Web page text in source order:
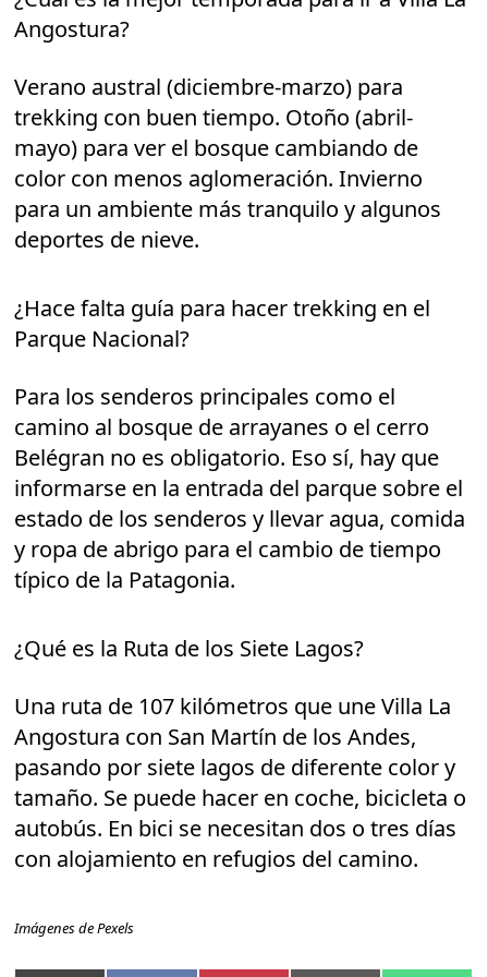
Angostura?
Verano austral (diciembre-marzo) para
trekking con buen tiempo. Otoño (abril-
mayo) para ver el bosque cambiando de
color con menos aglomeración. Invierno
para un ambiente más tranquilo y algunos
deportes de nieve.
¿Hace falta guía para hacer trekking en el
Parque Nacional?
Para los senderos principales como el
camino al bosque de arrayanes o el cerro
Belégran no es obligatorio. Eso sí, hay que
informarse en la entrada del parque sobre el
estado de los senderos y llevar agua, comida
y ropa de abrigo para el cambio de tiempo
típico de la Patagonia.
¿Qué es la Ruta de los Siete Lagos?
Una ruta de 107 kilómetros que une Villa La
Angostura con San Martín de los Andes,
pasando por siete lagos de diferente color y
tamaño. Se puede hacer en coche, bicicleta o
autobús. En bici se necesitan dos o tres días
con alojamiento en refugios del camino.
Imágenes de Pexels